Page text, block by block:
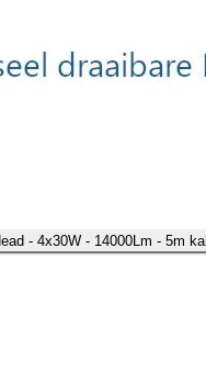
- 4x30W - 14000Lm - 5m